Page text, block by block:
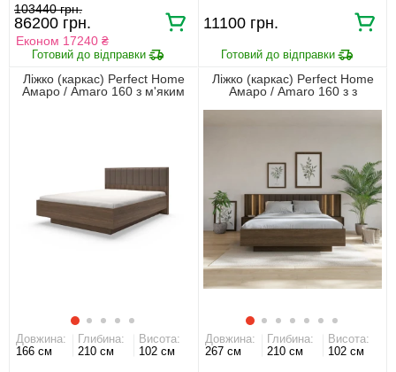
103440 грн.
86200 грн.
Економ 17240 ₴
11100 грн.
Ліжко (каркас) Perfect Home
Амаро / Amaro 160 з м'яким
Довжина:
166 см
Глибина:
210 см
Висота:
102 см
Ліжко (каркас) Perfect Home
Амаро / Amaro 160 з з
Довжина:
267 см
Глибина:
210 см
Висота:
102 см